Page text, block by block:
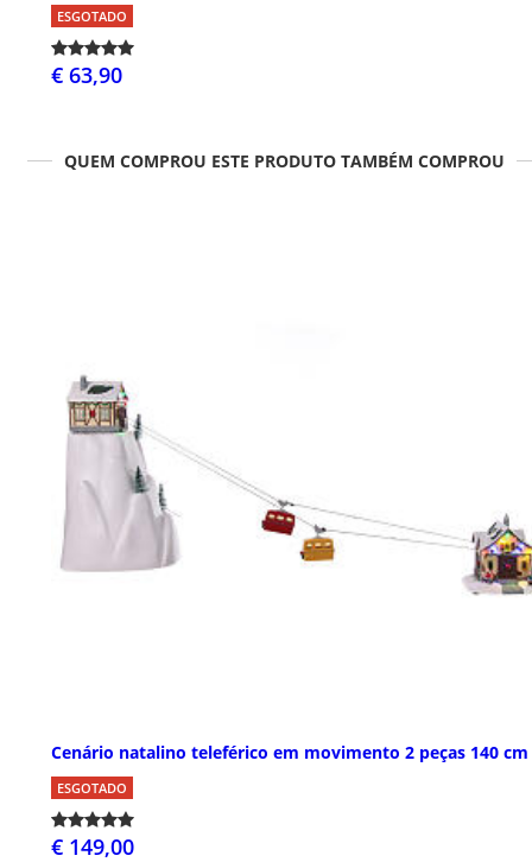
ESGOTADO
€ 63,90
QUEM COMPROU ESTE PRODUTO TAMBÉM COMPROU
Cenário natalino teleférico em movimento 2 peças 140 cm
ESGOTADO
€ 149,00